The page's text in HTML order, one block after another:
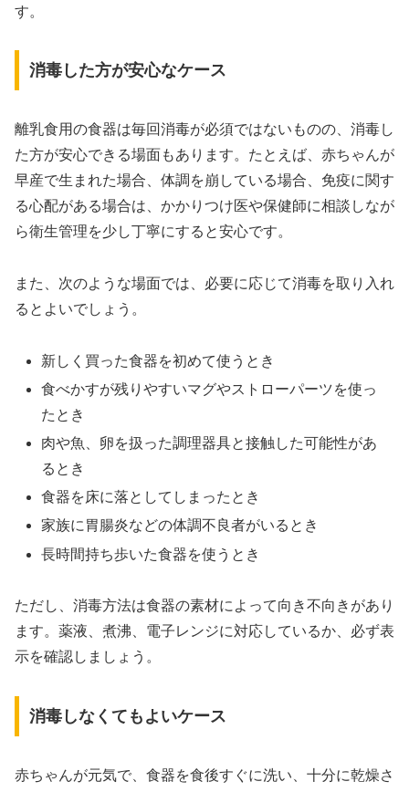
す。
消毒した方が安心なケース
離乳食用の食器は毎回消毒が必須ではないものの、消毒し
た方が安心できる場面もあります。たとえば、赤ちゃんが
早産で生まれた場合、体調を崩している場合、免疫に関す
る心配がある場合は、かかりつけ医や保健師に相談しなが
ら衛生管理を少し丁寧にすると安心です。
また、次のような場面では、必要に応じて消毒を取り入れ
るとよいでしょう。
新しく買った食器を初めて使うとき
食べかすが残りやすいマグやストローパーツを使っ
たとき
肉や魚、卵を扱った調理器具と接触した可能性があ
るとき
食器を床に落としてしまったとき
家族に胃腸炎などの体調不良者がいるとき
長時間持ち歩いた食器を使うとき
ただし、消毒方法は食器の素材によって向き不向きがあり
ます。薬液、煮沸、電子レンジに対応しているか、必ず表
示を確認しましょう。
消毒しなくてもよいケース
赤ちゃんが元気で、食器を食後すぐに洗い、十分に乾燥さ